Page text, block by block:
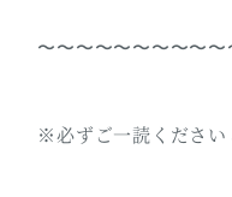
〜〜〜〜〜〜〜〜〜〜
※必ずご一読くださ